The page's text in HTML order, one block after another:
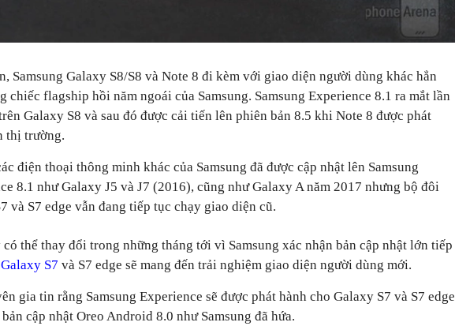
Samsung Galaxy S8/S8 và Note 8 đi kèm với giao diện người dùng khác hẳn
chiếc flagship hồi năm ngoái của Samsung. Samsung Experience 8.1 ra mắt lần
Galaxy S8 và sau đó được cải tiến lên phiên bản 8.5 khi Note 8 được phát
thị trường.
điện thoại thông minh khác của Samsung đã được cập nhật lên Samsung
8.1 như Galaxy J5 và J7 (2016), cũng như Galaxy A năm 2017 nhưng bộ đôi
và S7 edge vẫn đang tiếp tục chạy giao diện cũ.
thể thay đổi trong những tháng tới vì Samsung xác nhận bản cập nhật lớn tiếp
Galaxy S7 và S7 edge sẽ mang đến trải nghiệm giao diện người dùng mới.
gia tin rằng Samsung Experience sẽ được phát hành cho Galaxy S7 và S7 edge
cập nhật Oreo Android 8.0 như Samsung đã hứa.